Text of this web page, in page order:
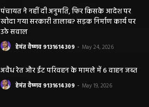
पंचायत ने नहीं दी अनुमति, फिर किसके आदेश पर
खोदा गया सरकारी तालाब? सड़क निर्माण कार्य पर
उठे सवाल
हेमंत वैष्णव 9131614309 - May 24, 2026
अवैध रेत और ईंट परिवहन के मामले में 6 वाहन जब्त
हेमंत वैष्णव 9131614309 - May 19, 2026